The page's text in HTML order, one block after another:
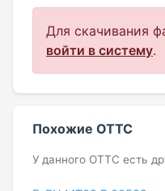
Для скачивания
войти в систему.
Похожие ОТТС
У данного ОТТС есть